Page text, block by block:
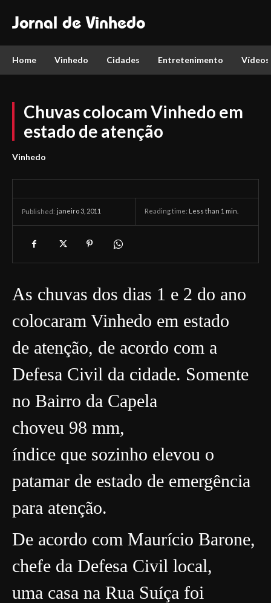
Jornal de Vinhedo
Home Vinhedo Cidades Entretenimento Vídeos
Chuvas colocam Vinhedo em
estado de atenção
Vinhedo
Published: janeiro 3, 2011 Reading time: Less than 1 min.
As chuvas dos dias 1 e 2 do ano
colocaram Vinhedo em estado
de atenção, de acordo com a
Defesa Civil da cidade. Somente
no Bairro da Capela
choveu 98 mm,
índice que sozinho elevou o
patamar de estado de emergência
para atenção.
De acordo com Maurício Barone,
chefe da Defesa Civil local,
uma casa na Rua Suíça foi